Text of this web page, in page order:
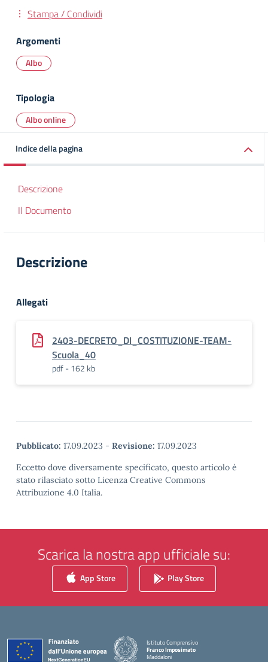
Stampa / Condividi
Argomenti
Albo
Tipologia
Albo online
Indice della pagina
Descrizione
Il Documento
Descrizione
Allegati
2403-DECRETO_DI_COSTITUZIONE-TEAM-
Scuola_40
pdf - 162 kb
Pubblicato: 17.09.2023 - Revisione: 17.09.2023
Eccetto dove diversamente specificato, questo articolo è
stato rilasciato sotto Licenza Creative Commons
Attribuzione 4.0 Italia.
Scarica la nostra app ufficiale su:
App Store Play Store
Istituto Comprensivo
Franco Imposimato
Maddaloni